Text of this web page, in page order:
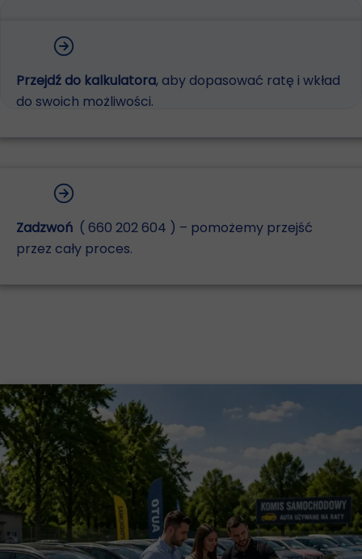
Przejdź do kalkulatora, aby dopasować ratę i wkład
do swoich możliwości.
Zadzwoń ( 660 202 604 ) – pomożemy przejść
przez cały proces.